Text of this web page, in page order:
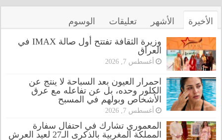
الأخيرة الأشهر تعليقات الوسوم
وزيرة الثقافة تفتتح أول صالة IMAX في
العراق
أغسطس 7, 2026
احمرار العيون بعد السباحة لا ينتج عن
الكلور وحده، بل عن تفاعله مع عرق
الأشخاص وبولهم في المسبح
أغسطس 7, 2026
المعموري تشارك في احتفال سفارة
المملكة المغربية بالذكرى الـ27 لعيد العرش